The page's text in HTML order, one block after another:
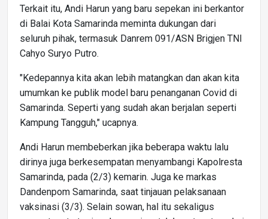
Terkait itu, Andi Harun yang baru sepekan ini berkantor
di Balai Kota Samarinda meminta dukungan dari
seluruh pihak, termasuk Danrem 091/ASN Brigjen TNI
Cahyo Suryo Putro.
"Kedepannya kita akan lebih matangkan dan akan kita
umumkan ke publik model baru penanganan Covid di
Samarinda. Seperti yang sudah akan berjalan seperti
Kampung Tangguh," ucapnya.
Andi Harun membeberkan jika beberapa waktu lalu
dirinya juga berkesempatan menyambangi Kapolresta
Samarinda, pada (2/3) kemarin. Juga ke markas
Dandenpom Samarinda, saat tinjauan pelaksanaan
vaksinasi (3/3). Selain sowan, hal itu sekaligus